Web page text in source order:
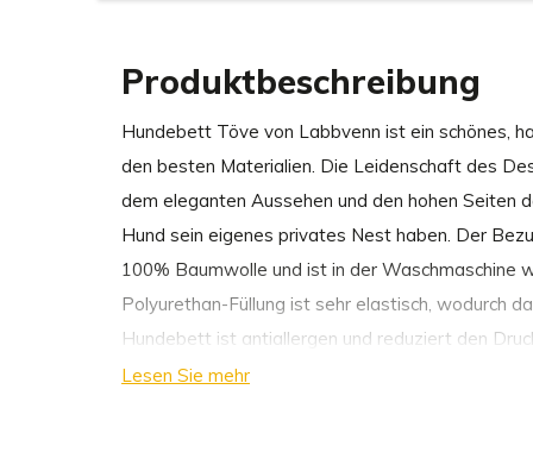
Produktbeschreibung
Hundebett Töve von Labbvenn ist ein schönes,
den besten Materialien. Die Leidenschaft des
dem eleganten Aussehen und den hohen Seiten
Hund sein eigenes privates Nest haben. Der
100% Baumwolle und ist in der Waschmaschine
Polyurethan-Füllung ist sehr elastisch, wodurch
Hundebett ist antiallergen und reduziert den
Hund in dem Bett liegt. Hundebett Töve ist aus
Lesen Sie mehr